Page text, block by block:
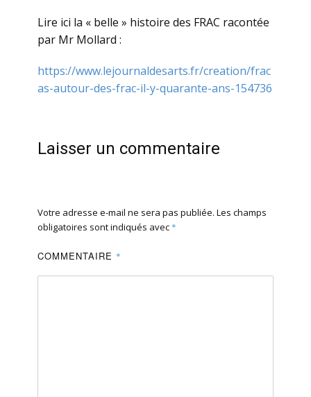
Lire ici la « belle » histoire des FRAC racontée
par Mr Mollard :
https://www.lejournaldesarts.fr/creation/frac
as-autour-des-frac-il-y-quarante-ans-154736
Laisser un commentaire
Votre adresse e-mail ne sera pas publiée. Les champs
obligatoires sont indiqués avec *
COMMENTAIRE *